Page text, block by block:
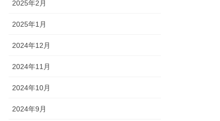
2025年2月
2025年1月
2024年12月
2024年11月
2024年10月
2024年9月